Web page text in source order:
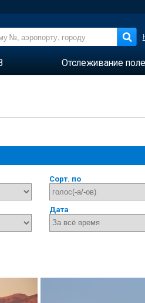
Отслеживание
Сорт. по
Дата